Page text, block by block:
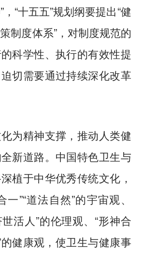
“十五五”规划纲要提出“健
制度体系”，对制度规范的
科学性、执行的有效性提
切需要通过持续深化改革
精神支撑，推动人类健
新道路。中国特色卫生与
植于中华优秀传统文化，
”“道法自然”的宇宙观、
世活人”的伦理观、“形神合
的健康观，使卫生与健康事